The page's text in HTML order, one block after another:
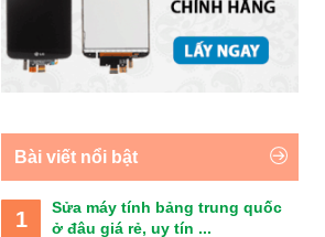
Bài viết nổi bật
1
Sửa máy tính bảng trung quốc
ở đâu giá rẻ, uy tín ...